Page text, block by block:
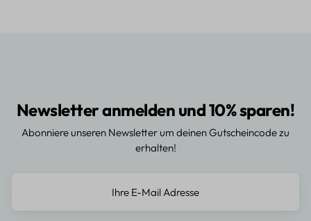
Newsletter anmelden und 10% sparen!
Abonniere unseren Newsletter um deinen Gutscheincode zu
erhalten!